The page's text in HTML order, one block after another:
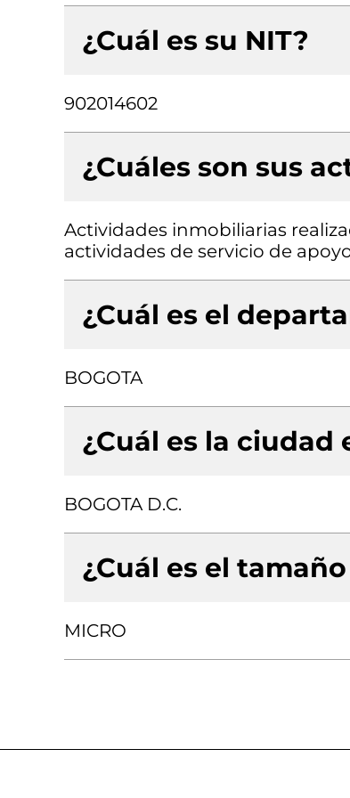
¿Cuál es su NIT?
902014602
¿Cuáles son sus
Actividades inmobiliarias
actividades de servicio de
¿Cuál es el
BOGOTA
¿Cuál es la ciudad
BOGOTA D.C.
¿Cuál es el
MICRO